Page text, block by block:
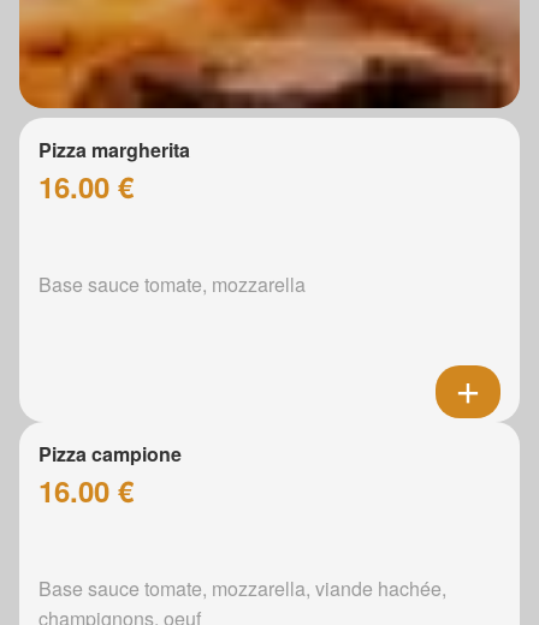
Pizza margherita
16.00 €
Base sauce tomate, mozzarella
Pizza campione
16.00 €
Base sauce tomate, mozzarella, viande hachée,
champignons, oeuf